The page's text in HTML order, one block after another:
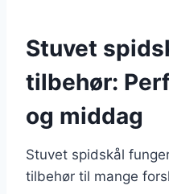
Stuvet
tilbehør:
og middag
Stuvet spidskål
tilbehør til mange